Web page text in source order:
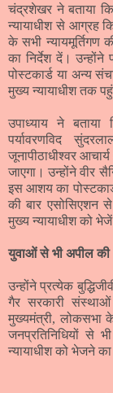
चंद्रशेखर ने बताया
न्यायाधीश से आग्रह
के सभी न्यायमूर्तिगण
का निर्देश दें।
पोस्टकार्ड या अन्य
मुख्य न्यायाधीश तक
उपाध्याय ने
पर्यावरणविद
जूनापीठाधीश्वर
जाएगा। उन्होंने वीर
इस आशय का
की बार एसोसिएशन
मुख्य न्यायाधीश को
युवाओं से भी अपील की
उन्होंने प्रत्येक
गैर सरकारी
मुख्यमंत्री, लोकसभा
जनप्रतिनिधियों से
न्यायाधीश को भेजने